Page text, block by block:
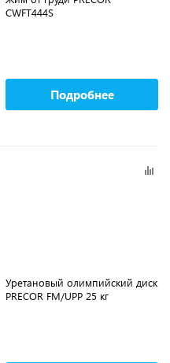
CWFT444S
Подробнее
Уретановый олимпийский диск
PRECOR FM/UPP 25 кг